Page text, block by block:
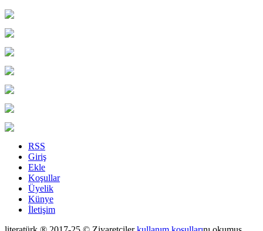
RSS
Giriş
Ekle
Koşullar
Üyelik
Künye
İletişim